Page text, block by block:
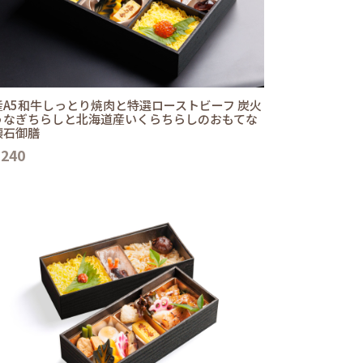
和牛しっとり焼肉と特選ローストビーフ 炭火
ぎちらしと北海道産いくらちらしのおもてな
石御膳